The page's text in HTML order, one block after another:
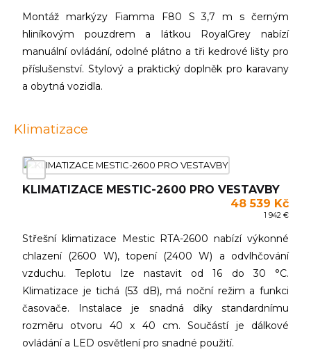
Montáž markýzy Fiamma F80 S 3,7 m s černým
hliníkovým pouzdrem a látkou RoyalGrey nabízí
manuální ovládání, odolné plátno a tři kedrové lišty pro
příslušenství. Stylový a praktický doplněk pro karavany
a obytná vozidla.
Klimatizace
KLIMATIZACE MESTIC-2600 PRO VESTAVBY
48 539 Kč
1 942 €
Střešní klimatizace Mestic RTA-2600 nabízí výkonné
chlazení (2600 W), topení (2400 W) a odvlhčování
vzduchu. Teplotu lze nastavit od 16 do 30 °C.
Klimatizace je tichá (53 dB), má noční režim a funkci
časovače. Instalace je snadná díky standardnímu
rozměru otvoru 40 x 40 cm. Součástí je dálkové
ovládání a LED osvětlení pro snadné použití.